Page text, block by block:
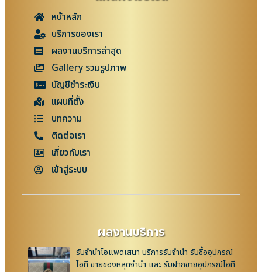
หน้าหลัก
บริการของเรา
ผลงานบริการล่าสุด
Gallery รวมรูปภาพ
บัญชีชำระเงิน
แผนที่ตั้ง
บทความ
ติดต่อเรา
เกี่ยวกับเรา
เข้าสู่ระบบ
ผลงานบริการ
รับจำนำไอแพดเสนา บริการรับจำนำ รับซื้ออุปกรณ์
ไอที ขายของหลุดจำนำ และ รับฝากขายอุปกรณ์ไอที